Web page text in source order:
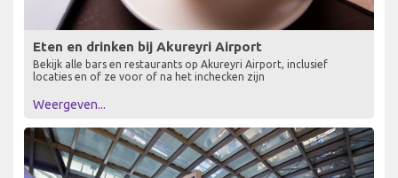
Eten en drinken bij Akureyri Airport
Bekijk alle bars en restaurants op Akureyri Airport, inclusief
locaties en of ze voor of na het inchecken zijn
Weergeven...